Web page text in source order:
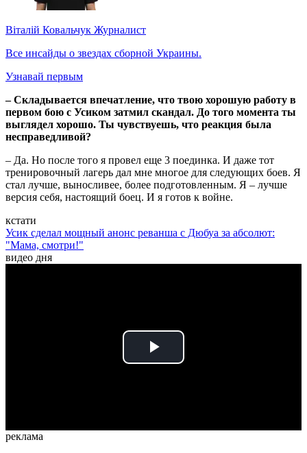
Віталій Ковальчук Журналист
Все инсайды о звездах сборной Украины.
Узнавай первым
– Складывается впечатление, что твою хорошую работу в
первом бою с Усиком затмил скандал. До того момента ты
выглядел хорошо. Ты чувствуешь, что реакция была
несправедливой?
– Да. Но после того я провел еще 3 поединка. И даже тот
тренировочный лагерь дал мне многое для следующих боев. Я
стал лучше, выносливее, более подготовленным. Я – лучше
версия себя, настоящий боец. И я готов к войне.
кстати
Усик сделал мощный анонс реванша с Дюбуа за абсолют:
"Мама, смотри!"
видео дня
Play
реклама